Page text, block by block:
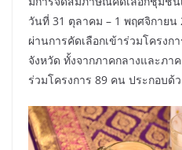
วันที่ 31 ตุลาคม – 1 พฤศจิกาย
ผ่านการคัดเลือกเข้าร่วมโครง
จังหวัด ทั้งจากภาคกลางและภา
ร่วมโครงการ 89 คน ประกอบด้